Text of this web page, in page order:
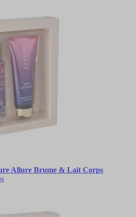
Allure Brume & Lait Corps